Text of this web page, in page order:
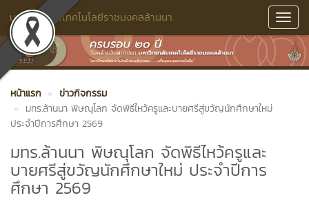
มหาวิทยาลัยเทคโนโลยีราชมงคลล้านนา
หน้าแรก
ข่าวกิจกรรม
มทร.ล้านนา พิษณุโลก จัดพิธีไหว้ครูและบายศรีสู่ขวัญนักศึกษาใหม่
ประจำปีการศึกษา 2569
มทร.ล้านนา พิษณุโลก จัดพิธีไหว้ครูและ
บายศรีสู่ขวัญนักศึกษาใหม่ ประจำปีการ
ศึกษา 2569